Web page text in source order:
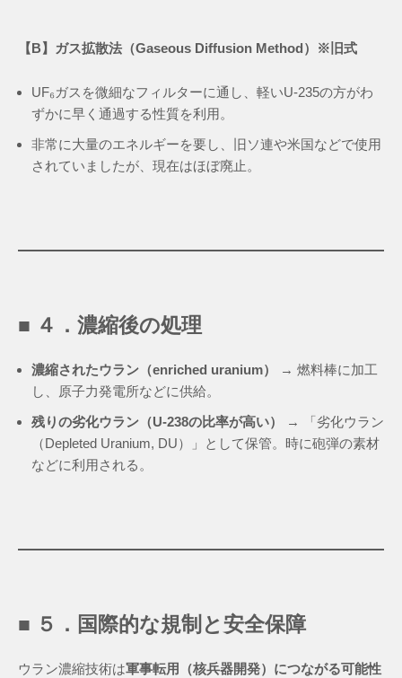
【B】ガス拡散法（Gaseous Diffusion Method）※旧式
UF₆ガスを微細なフィルターに通し、軽いU-235の方がわ
ずかに早く通過する性質を利用。
非常に大量のエネルギーを要し、旧ソ連や米国などで使用
されていましたが、現在はほぼ廃止。
■ ４．濃縮後の処理
濃縮されたウラン（enriched uranium）
→ 燃料棒に加工
し、原子力発電所などに供給。
残りの劣化ウラン（U-238の比率が高い）
→ 「劣化ウラン
（Depleted Uranium, DU）」として保管。時に砲弾の素材
などに利用される。
■ ５．国際的な規制と安全保障
ウラン濃縮技術は軍事転用（核兵器開発）につながる可能性